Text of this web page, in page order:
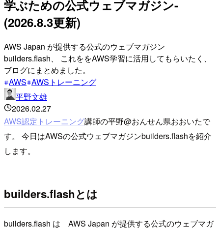
学ぶための公式ウェブマガジン-
(2026.8.3更新)
AWS Japan が提供する公式のウェブマガジン
builders.flash、 これををAWS学習に活用してもらいたく、
ブログにまとめました。
AWS AWSトレーニング
平野文雄
2026.02.27
AWS認定トレーニング講師の平野@おんせん県おおいたで
す。 今日はAWSの公式ウェブマガジンbuilders.flashを紹介
します。
builders.flashとは
builders.flash は AWS Japan が提供する公式のウェブマガ